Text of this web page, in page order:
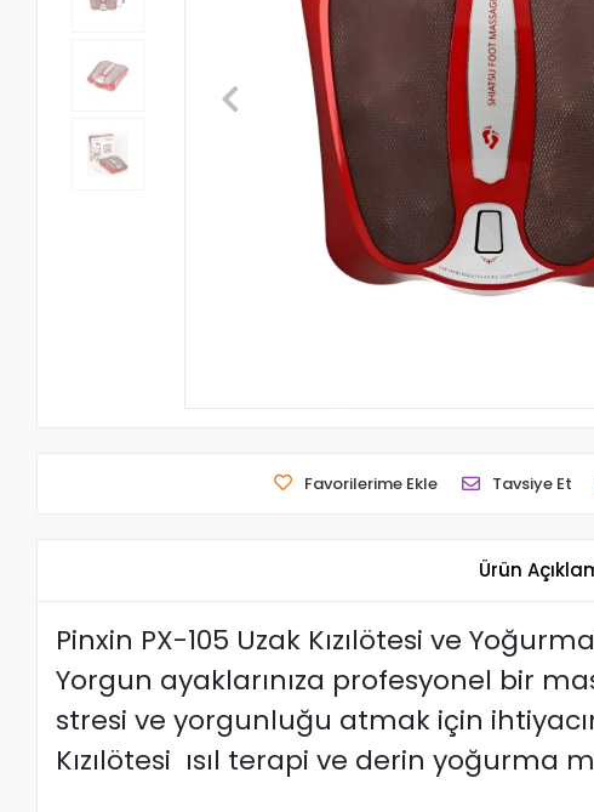
Favorilerime Ekle Tavsiye Et
Ürün
Pinxin PX-105 Uzak Kızılötesi ve
Yorgun ayaklarınıza profesyonel bir
stresi ve yorgunluğu atmak için
Kızılötesi ısıl terapi ve derin yoğurma